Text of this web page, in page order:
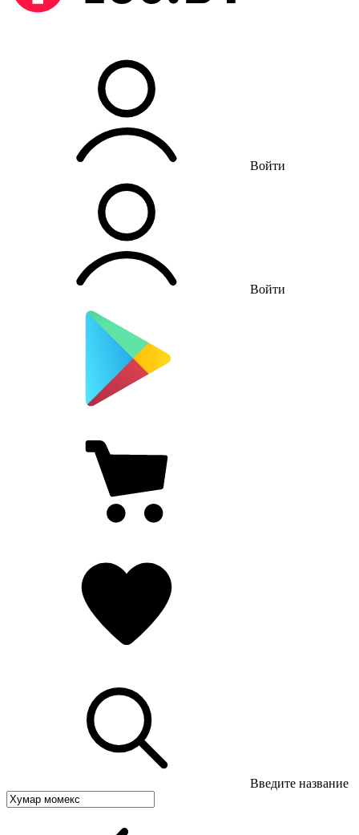
Войти
Войти
Введите название